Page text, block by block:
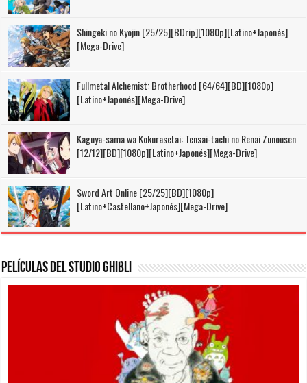
Shingeki no Kyojin [25/25][BDrip][1080p][Latino+Japonés]
[Mega-Drive]
Fullmetal Alchemist: Brotherhood [64/64][BD][1080p]
[Latino+Japonés][Mega-Drive]
Kaguya-sama wa Kokurasetai: Tensai-tachi no Renai Zunousen
[12/12][BD][1080p][Latino+Japonés][Mega-Drive]
Sword Art Online [25/25][BD][1080p]
[Latino+Castellano+Japonés][Mega-Drive]
Películas del Studio Ghibli